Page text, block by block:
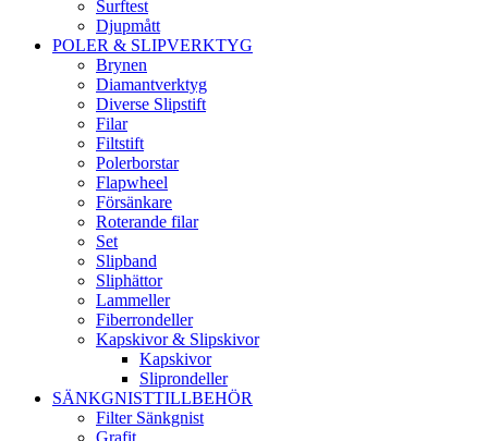
Surftest
Djupmått
POLER & SLIPVERKTYG
Brynen
Diamantverktyg
Diverse Slipstift
Filar
Filtstift
Polerborstar
Flapwheel
Försänkare
Roterande filar
Set
Slipband
Sliphättor
Lammeller
Fiberrondeller
Kapskivor & Slipskivor
Kapskivor
Sliprondeller
SÄNKGNISTTILLBEHÖR
Filter Sänkgnist
Grafit